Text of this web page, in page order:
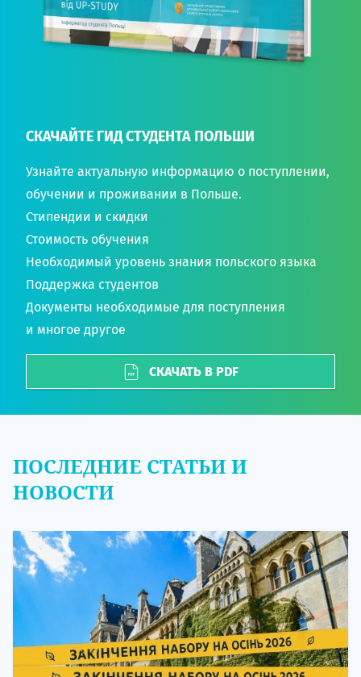
СКАЧАЙТЕ ГИД СТУДЕНТА ПОЛЬШИ
Узнайте актуальную информацию о поступлении,
обучении и проживании в Польше.
Стипендии и скидки
Стоимость обучения
Необходимый уровень знания польского языка
Поддержка студентов
Документы необходимые для поступления
и многое другое
СКАЧАТЬ В PDF
ПОСЛЕДНИЕ СТАТЬИ И
НОВОСТИ